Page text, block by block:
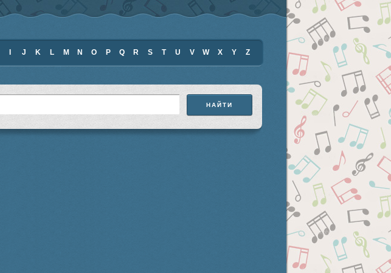
J K L M N O P Q R S T U V W X Y Z